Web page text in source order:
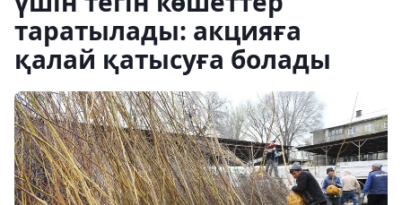
таратылады: акцияға
қалай қатысуға болады